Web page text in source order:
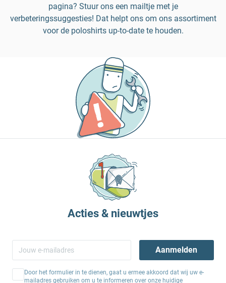
pagina? Stuur ons een mailtje met je
verbeteringssuggesties! Dat helpt ons om ons assortiment
voor de poloshirts up-to-date te houden.
Acties & nieuwtjes
Aanmelden
Door het formulier in te dienen, gaat u ermee akkoord dat wij uw e-
mailadres gebruiken om u te informeren over onze huidige